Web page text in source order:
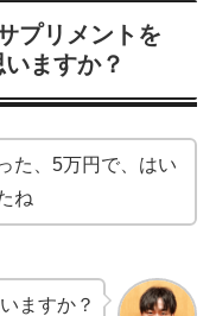
プリメントを
ますか？
た、5万円で、はい
ね
ますか？